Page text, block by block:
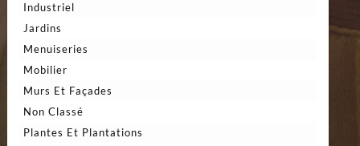
Industriel
Jardins
Menuiseries
Mobilier
Murs Et Façades
Non Classé
Plantes Et Plantations